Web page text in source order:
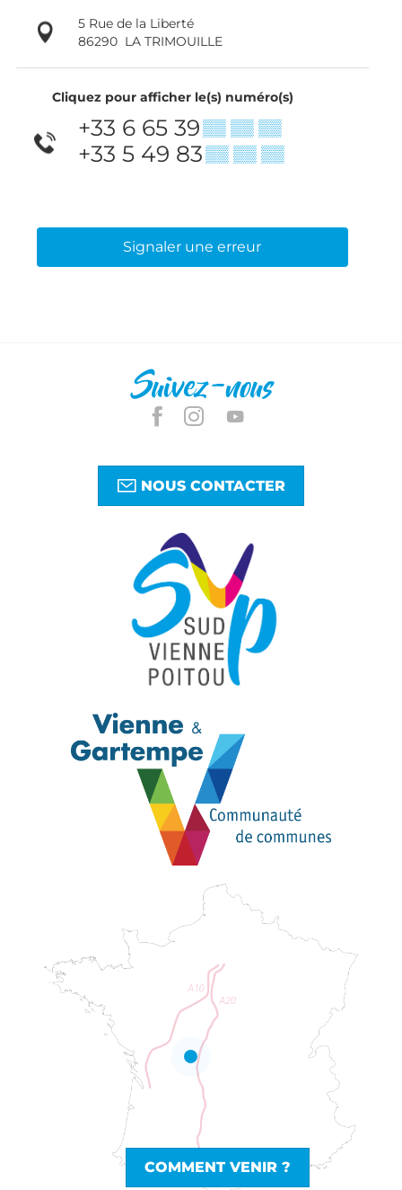
5 Rue de la Liberté
86290 LA TRIMOUILLE
Cliquez pour afficher le(s) numéro(s)
+33 6 65 39▒▒ ▒▒ ▒▒
+33 5 49 83▒▒ ▒▒ ▒▒
Signaler une erreur
Suivez-nous
NOUS CONTACTER
COMMENT VENIR ?